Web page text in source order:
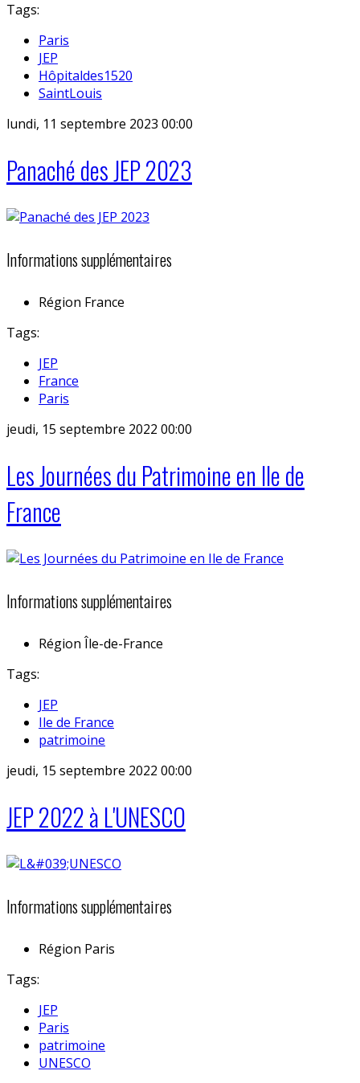
Tags:
Paris
JEP
Hôpitaldes1520
SaintLouis
lundi, 11 septembre 2023 00:00
Panaché des JEP 2023
Informations supplémentaires
Région France
Tags:
JEP
France
Paris
jeudi, 15 septembre 2022 00:00
Les Journées du Patrimoine en Ile de
France
Informations supplémentaires
Région Île-de-France
Tags:
JEP
Ile de France
patrimoine
jeudi, 15 septembre 2022 00:00
JEP 2022 à L'UNESCO
Informations supplémentaires
Région Paris
Tags:
JEP
Paris
patrimoine
UNESCO